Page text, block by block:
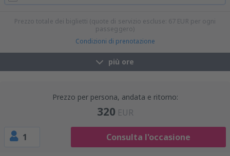
Prezzo totale dei biglietti (quote di servizio escluse: 67 EUR per ogni
passeggero)
Condizioni di prenotazione
più ore
Prezzo per persona, andata e ritorno:
320 EUR
1 Consulta l'occasione